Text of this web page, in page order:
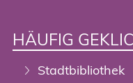
HÄUFIG
Stadtbibliothek